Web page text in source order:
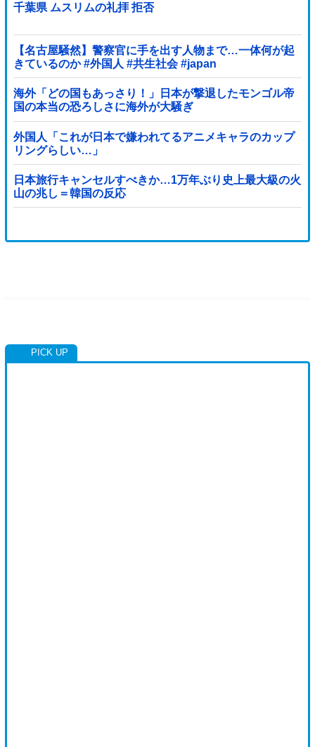
千葉県 ムスリムの礼拝 拒否
【名古屋騒然】警察官に手を出す人物まで…一体何が起
きているのか #外国人 #共生社会 #japan
海外「どの国もあっさり！」日本が撃退したモンゴル帝
国の本当の恐ろしさに海外が大騒ぎ
外国人「これが日本で嫌われてるアニメキャラのカップ
リングらしい…」
日本旅行キャンセルすべきか…1万年ぶり史上最大級の火
山の兆し＝韓国の反応